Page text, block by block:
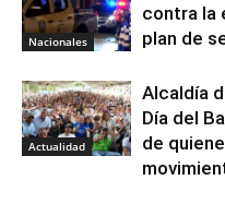
Nacionales
contra la
plan de
Actualidad
Alcaldía
Día del
de